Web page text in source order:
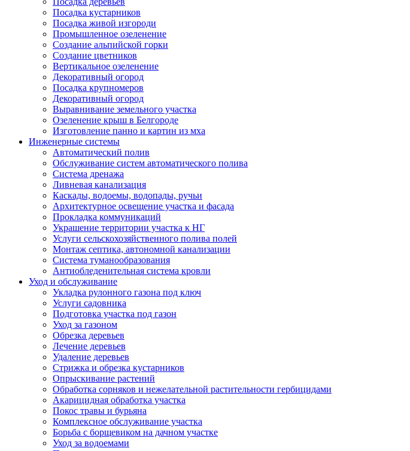
Посадка кустарников
Посадка живой изгороди
Промышленное озеленение
Создание альпийской горки
Создание цветников
Вертикальное озеленение
Декоративный огород
Посадка крупномеров
Декоративный огород
Выравнивание земельного участка
Озеленение крыш в Белгороде
Изготовление панно и картин из мха
Инженерные системы
Автоматический полив
Обслуживание систем автоматического полива
Система дренажа
Ливневая канализация
Каскады, водоемы, водопады, ручьи
Архитектурное освещение участка и фасада
Прокладка коммуникаций
Украшение территории участка к НГ
Услуги сельскохозяйственного полива полей
Монтаж септика, автономной канализации
Система туманообразования
Антиобледенительная система кровли
Уход и обслуживание
Укладка рулонного газона под ключ
Услуги садовника
Подготовка участка под газон
Уход за газоном
Обрезка деревьев
Лечение деревьев
Удаление деревьев
Стрижка и обрезка кустарников
Опрыскивание растений
Обработка сорняков и нежелательной растительности гербицидами
Акарицидная обработка участка
Покос травы и бурьяна
Комплексное обслуживание участка
Борьба с борщевиком на дачном участке
Уход за водоемами